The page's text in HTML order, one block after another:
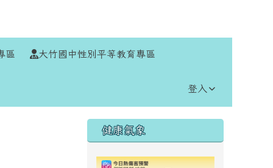
區 大竹國中性別平等教育專區
登入
右邊區域內容
健康氣象